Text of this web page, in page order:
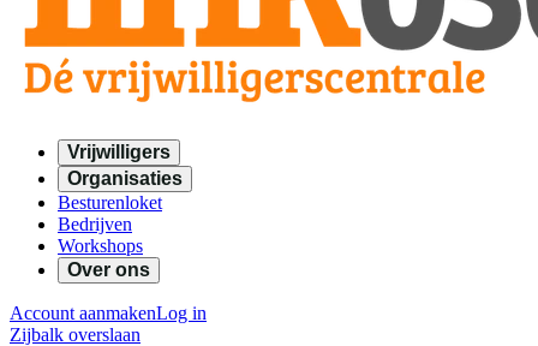
Vrijwilligers
Organisaties
Besturenloket
Bedrijven
Workshops
Over ons
Account aanmakenLog in
Zijbalk overslaan